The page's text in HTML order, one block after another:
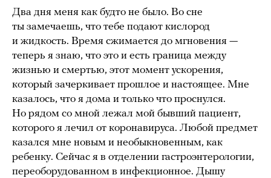
Два дня меня как будто не было. Во сне
ты замечаешь, что тебе подают кислород
и жидкость. Время сжимается до мгновения —
теперь я знаю, что это и есть граница между
жизнью и смертью, этот момент ускорения,
который зачеркивает прошлое и настоящее. Мне
казалось, что я дома и только что проснулся.
Но рядом со мной лежал мой бывший пациент,
которого я лечил от коронавируса. Любой предмет
казался мне новым и необыкновенным, как
ребенку. Сейчас я в отделении гастроэнтерологии,
переоборудованном в инфекционное. Дышу